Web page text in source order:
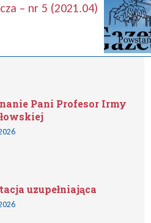
– nr 5 (2021.04)
Pani Profesor Irmy
uzupełniająca